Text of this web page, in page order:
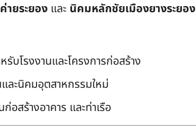
ายระยอง และ นิคมหลักชัยเมืองยางระยอง
รับโรงงานและโครงการก่อสร้าง
ละนิคมอุตสาหกรรมใหม่
อสร้างอาคาร และท่าเรือ